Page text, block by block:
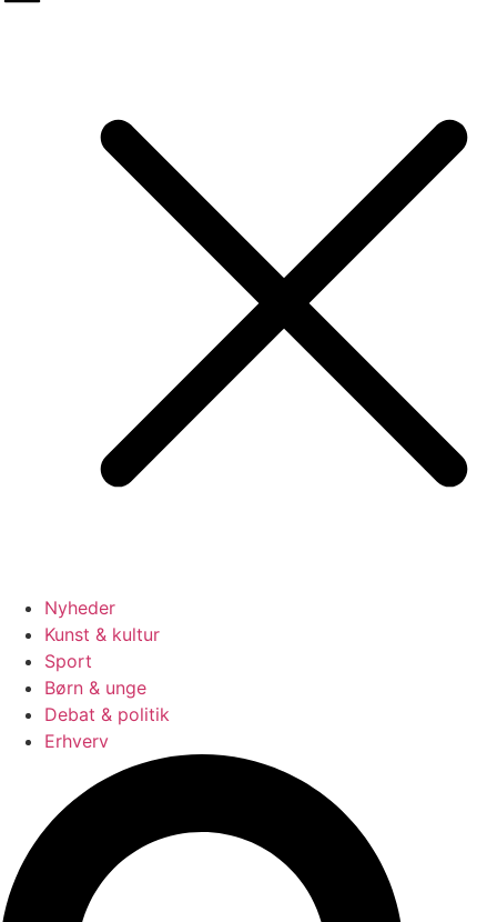
Nyheder
Kunst & kultur
Sport
Børn & unge
Debat & politik
Erhverv